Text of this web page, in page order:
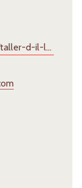
https://caixaforum.org/ca/lleida/p/taller-d-il-lustracio-cientifica-els-insectes_a170307468